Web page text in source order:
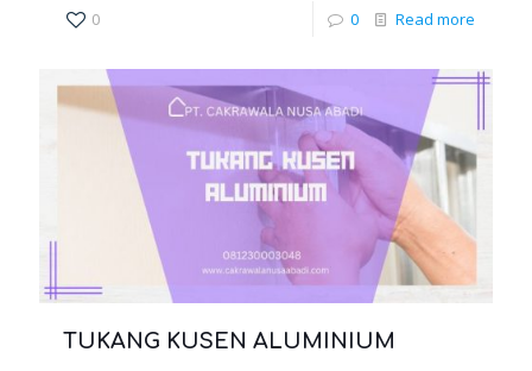
0 0 Read more
TUKANG KUSEN ALUMINIUM